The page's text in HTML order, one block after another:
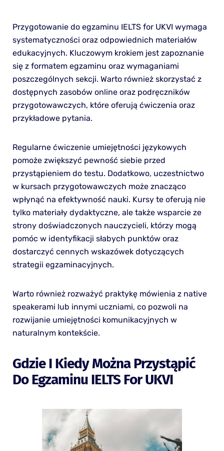
Przygotowanie do egzaminu IELTS for UKVI wymaga
systematyczności oraz odpowiednich materiałów
edukacyjnych. Kluczowym krokiem jest zapoznanie
się z formatem egzaminu oraz wymaganiami
poszczególnych sekcji. Warto również skorzystać z
dostępnych zasobów online oraz podręczników
przygotowawczych, które oferują ćwiczenia oraz
przykładowe pytania.
Regularne ćwiczenie umiejętności językowych
pomoże zwiększyć pewność siebie przed
przystąpieniem do testu. Dodatkowo, uczestnictwo
w kursach przygotowawczych może znacząco
wpłynąć na efektywność nauki. Kursy te oferują nie
tylko materiały dydaktyczne, ale także wsparcie ze
strony doświadczonych nauczycieli, którzy mogą
pomóc w identyfikacji słabych punktów oraz
dostarczyć cennych wskazówek dotyczących
strategii egzaminacyjnych.
Warto również rozważyć praktykę mówienia z native
speakerami lub innymi uczniami, co pozwoli na
rozwijanie umiejętności komunikacyjnych w
naturalnym kontekście.
Gdzie I Kiedy Można Przystąpić
Do Egzaminu IELTS For UKVI